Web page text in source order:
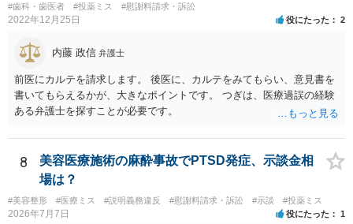
#歯科・歯医者 #投薬ミス #慰謝料請求・訴訟
2022年12月25日 役にたった 2
内藤 政信 弁護士
前医にカルテを請求します。 後医に、カルテをみてもらい、意見書を
書いてもらえるかが、大きなポイントです。 つぎは、医療過誤の経験
ある弁護士を探すことが必要です。
8
美容医療施術の麻酔事故でPTSD発症、示談金相
場は？
#美容整形 #医療ミス #説明義務違反 #慰謝料請求・訴訟 #示談 #投薬ミス
2026年7月7日 役にたった 1